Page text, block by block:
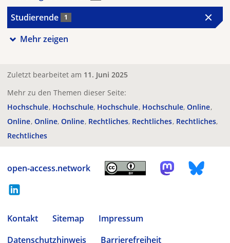
Studierende 1
Mehr zeigen
Zuletzt bearbeitet am 11. Juni 2025
Mehr zu den Themen dieser Seite:
Hochschule Hochschule Hochschule Hochschule Online
Online Online Online Rechtliches Rechtliches Rechtliches
Rechtliches
open-access.network
Kontakt Sitemap
Impressum
Datenschutzhinweis
Barrierefreiheit